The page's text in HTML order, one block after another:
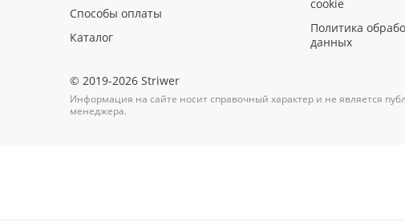
Способы оплаты
Каталог
cookie
Политика
данных
© 2019-2026 Striwer
Информация на сайте носит справочный характер и не является
менеджера.